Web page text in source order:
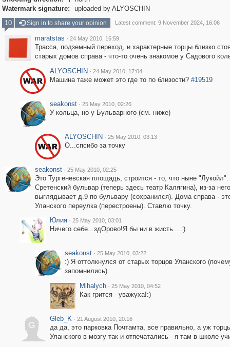
Watermark signature:
uploaded by ALYOSCHIN
10
Sign in to share your opinion Latest comment: 9 November 2024, 16:06
maratstas · 24 May 2010, 16:59
Трасса, подземный переход, и характерные торцы близко
старых домов справа - что-то очень знакомое у Садового
ALYOSCHIN · 24 May 2010, 17:04
Машина таже может это где то по близости? #19519
seakonst · 25 May 2010, 02:26
У кольца, но у Бульварного (см. ниже)
ALYOSCHIN · 25 May 2010, 03:13
О...спсибо за точку
seakonst · 25 May 2010, 02:25
Это Тургеневская площадь, строится - то, что ныне
Сретенский бульвар (теперь здесь театр Калягина), из-за него
выглядывает д.9 по бульвару (сохранился). Дома справа -
Уланского переулка (перестроены). Ставлю точку.
Юлия · 25 May 2010, 03:01
Ничего себе...здОрово!Я бы ни в жисть....:)
seakonst · 25 May 2010, 03:22
:) Я оттолкнулся от старых торцов Уланского
запомнились)
Mihalych · 25 May 2010, 04:52
Как грится - уважуха!:)
G
Gleb_K · 21 August 2010, 20:16
да да, это парковка Почтамта, все правильно, а уж
Уланского в мозгу так и отпечатались - я там в школе